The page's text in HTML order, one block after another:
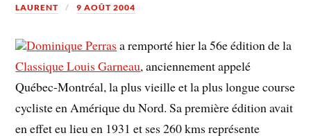
LAURENT 9 AOÛT 2004
Dominique Perras a remporté hier la 56e édition de la
Classique Louis Garneau, anciennement appelé
Québec-Montréal, la plus vieille et la plus longue course
cycliste en Amérique du Nord. Sa première édition avait
en effet eu lieu en 1931 et ses 260 kms représente